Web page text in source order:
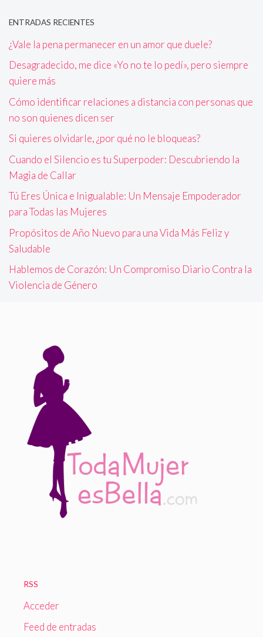
ENTRADAS RECIENTES
¿Vale la pena permanecer en un amor que duele?
Desagradecido, me dice «Yo no te lo pedí», pero siempre
quiere más
Cómo identificar relaciones a distancia con personas que
no son quienes dicen ser
Si quieres olvidarle, ¿por qué no le bloqueas?
Cuando el Silencio es tu Superpoder: Descubriendo la
Magia de Callar
Tú Eres Única e Inigualable: Un Mensaje Empoderador
para Todas las Mujeres
Propósitos de Año Nuevo para una Vida Más Feliz y
Saludable
Hablemos de Corazón: Un Compromiso Diario Contra la
Violencia de Género
RSS
Acceder
Feed de entradas